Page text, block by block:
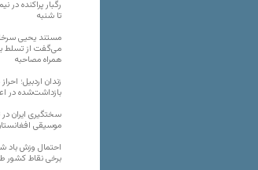
رگبار پراکنده در
تا شنبه
مستند یحیی
می‌گفت از تسلط
همراه مصاحبه
بازداشت‌شده در
سختگیری ایران
موسیقی
احتمال وزش باد
برخی نقاط کشور